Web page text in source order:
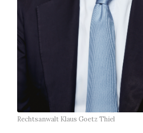
Rechtsanwalt Klaus Goetz Thiel